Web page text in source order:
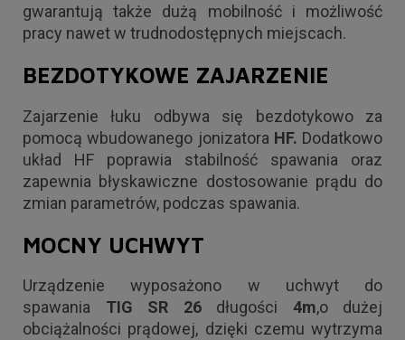
gwarantują także dużą mobilność i możliwość
pracy nawet w trudnodostępnych miejscach.
BEZDOTYKOWE ZAJARZENIE
Zajarzenie łuku odbywa się bezdotykowo za
pomocą wbudowanego jonizatora HF. Dodatkowo
układ HF poprawia stabilność spawania oraz
zapewnia błyskawiczne dostosowanie prądu do
zmian parametrów, podczas spawania.
MOCNY UCHWYT
Urządzenie wyposażono w uchwyt do
spawania TIG SR 26długości 4m,o dużej
obciążalności prądowej, dzięki czemu wytrzyma